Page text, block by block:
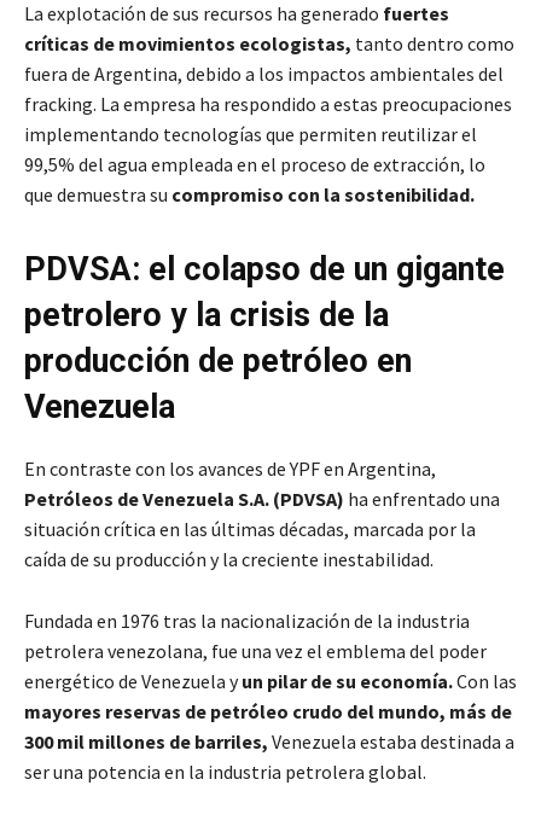
La explotación de sus recursos ha generado fuertes
críticas de movimientos ecologistas, tanto dentro como
fuera de Argentina, debido a los impactos ambientales del
fracking. La empresa ha respondido a estas preocupaciones
implementando tecnologías que permiten reutilizar el
99,5% del agua empleada en el proceso de extracción, lo
que demuestra su compromiso con la sostenibilidad.
PDVSA: el colapso de un gigante
petrolero y la crisis de la
producción de petróleo en
Venezuela
En contraste con los avances de YPF en Argentina,
Petróleos de Venezuela S.A. (PDVSA) ha enfrentado una
situación crítica en las últimas décadas, marcada por la
caída de su producción y la creciente inestabilidad.
Fundada en 1976 tras la nacionalización de la industria
petrolera venezolana, fue una vez el emblema del poder
energético de Venezuela yun pilar de su economía.Con las
mayores reservas de petróleo crudo del mundo, más de
300 mil millones de barriles, Venezuela estaba destinada a
ser una potencia en la industria petrolera global.